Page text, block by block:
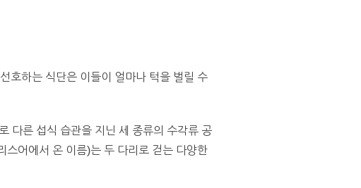
호하는 식단은 이들이 얼마나 턱을 벌릴 수
다른 섭식 습관을 지닌 세 종류의 수각류 공
스어에서 온 이름)는 두 다리로 걷는 다양한